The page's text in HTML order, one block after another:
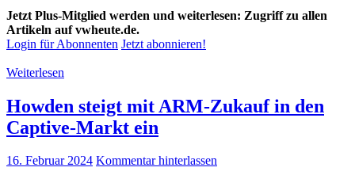
Jetzt Plus-Mitglied werden und weiterlesen: Zugriff zu allen
Artikeln auf vwheute.de.
Login für Abonnenten Jetzt abonnieren!
Weiterlesen
Howden steigt mit ARM-Zukauf in den
Captive-Markt ein
16. Februar 2024 Kommentar hinterlassen